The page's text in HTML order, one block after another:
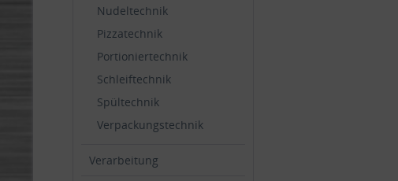
Nudeltechnik
Pizzatechnik
Portioniertechnik
Schleiftechnik
Spültechnik
Verpackungstechnik
Verarbeitung